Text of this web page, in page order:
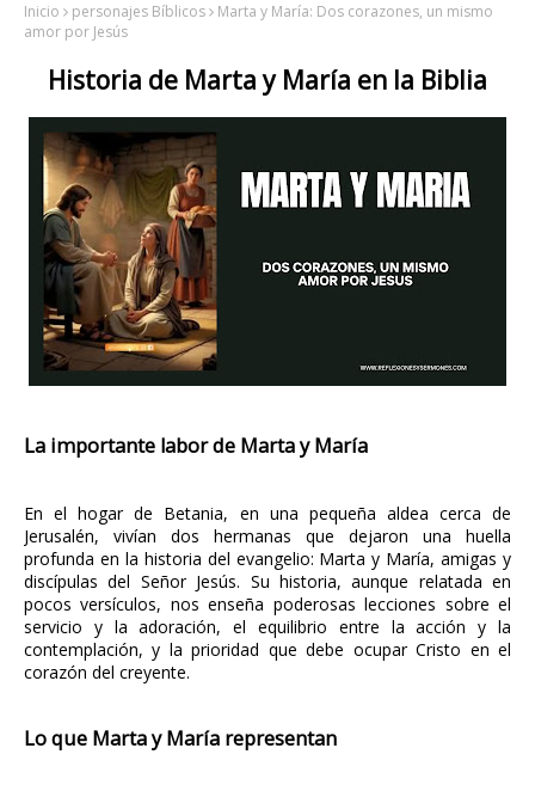
Inicio personajes Bíblicos
Marta y María: Dos corazones, un mismo
amor por Jesús
Historia de Marta y María en la Biblia
La importante labor de Marta y María
En el hogar de Betania, en una pequeña aldea cerca de
Jerusalén, vivían dos hermanas que dejaron una huella
profunda en la historia del evangelio: Marta y María, amigas y
discípulas del Señor Jesús. Su historia, aunque relatada en
pocos versículos, nos enseña poderosas lecciones sobre el
servicio y la adoración, el equilibrio entre la acción y la
contemplación, y la prioridad que debe ocupar Cristo en el
corazón del creyente.
Lo que Marta y María representan